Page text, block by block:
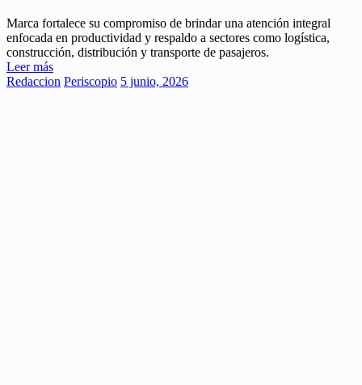
Marca fortalece su compromiso de brindar una atención integral
enfocada en productividad y respaldo a sectores como logística,
construcción, distribución y transporte de pasajeros.
Leer más
Redaccion Periscopio 5 junio, 2026